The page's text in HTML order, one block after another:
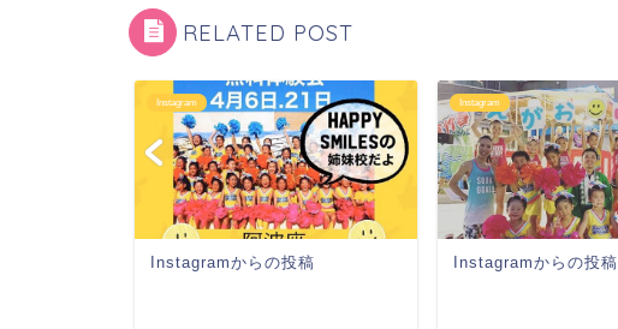
RELATED POST
Instagram
Instagramからの投稿
Instagram
Instagramからの投稿